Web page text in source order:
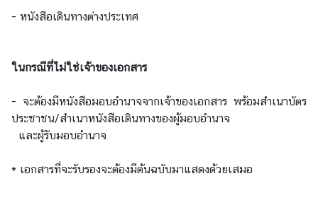
ธุ
จ
บ
ริ
า
- หนังสือเดินทางต่างประเทศ
ในกรณีที่ไม่ใช่เจ้าของเอกสาร
- จะต้องมีหนังสือมอบอำนาจจากเจ้าของเอกสาร พร้อมสำเนาบัตร
ประชาชน/สำเนาหนังสือเดินทางของผู้มอบอำนาจ
และผู้รับมอบอำนาจ
* เอกสารที่จะรับรองจะต้องมีต้นฉบับมาแสดงด้วยเสมอ